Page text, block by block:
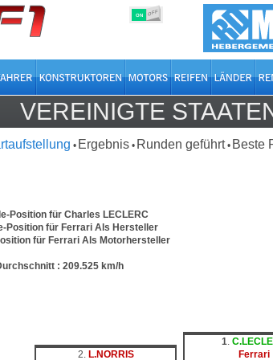
ON OFF
VEREINIGTE
• Ergebnis • Runden geführt • Beste
Position für Charles LECLERC
Position für Ferrari Als Hersteller
für Ferrari Als Motorhersteller
: 209.525 km/h
2. L.NORRIS
1.
Ferrari